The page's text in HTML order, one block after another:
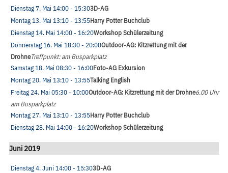
Dienstag 7. Mai 14:00- 15:303D-AG
Montag 13. Mai 13:10- 13:55Harry Potter Buchclub
Dienstag 14. Mai 14:00- 16:20Workshop Schülerzeitung
Donnerstag 16. Mai 18:30- 20:00Outdoor-AG: Kitzrettung mit der
DrohneTreffpunkt: am Busparkplatz
Samstag 18. Mai 08:30- 16:00Foto-AG Exkursion
Montag 20. Mai 13:10- 13:55Talking English
Freitag 24. Mai 05:30- 10:00Outdoor-AG: Kitzrettung mit der Drohne6.00 Uhr
am Busparkplatz
Montag 27. Mai 13:10- 13:55Harry Potter Buchclub
Dienstag 28. Mai 14:00- 16:20Workshop Schülerzeitung
Juni 2019
Dienstag 4. Juni 14:00- 15:303D-AG